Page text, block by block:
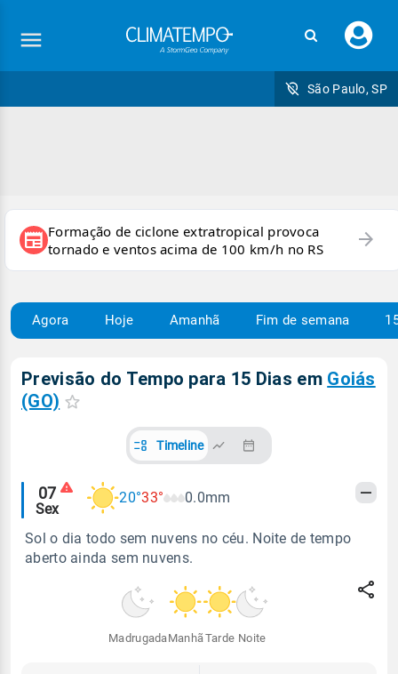
seu
São Paulo, SP
newspaper Formação de ciclone extratropical provoca
tornado e ventos acima de 100 km/h no RS
arrow_forward
Agora Hoje Amanhã Fim de semana
Previsão do Tempo para 15 Dias em Goiás
(GO)
Timeline
Alertas
meteorológicos
07
Sex
20°33° 0.0mm
Sol o dia todo sem nuvens no céu. Noite de tempo
aberto ainda sem nuvens.
Madrugada Manhã Tarde Noite